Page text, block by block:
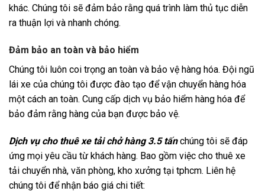
khác. Chúng tôi sẽ đảm bảo rằng quá trình làm thủ tục diễn
ra thuận lợi và nhanh chóng.
Đảm bảo an toàn và bảo hiểm
Chúng tôi luôn coi trọng an toàn và bảo vệ hàng hóa. Đội ngũ
lái xe của chúng tôi được đào tạo để vận chuyển hàng hóa
một cách an toàn. Cung cấp dịch vụ bảo hiểm hàng hóa để
bảo đảm rằng hàng của bạn được bảo vệ.
Dịch vụ cho thuê xe tải chở hàng 3.5 tấn chúng tôi sẽ đáp
ứng mọi yêu cầu từ khách hàng. Bao gồm việc cho thuê xe
tải chuyển nhà, văn phòng, kho xưởng tại tphcm. Liên hệ
chúng tôi để nhận báo giá chi tiết: